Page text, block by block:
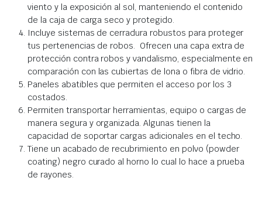
viento y la exposición al sol, manteniendo el contenido
de la caja de carga seco y protegido.
Incluye sistemas de cerradura robustos para proteger
tus pertenencias de robos. Ofrecen una capa extra de
protección contra robos y vandalismo, especialmente en
comparación con las cubiertas de lona o fibra de vidrio.
Paneles abatibles que permiten el acceso por los 3
costados.
Permiten transportar herramientas, equipo o cargas de
manera segura y organizada. Algunas tienen la
capacidad de soportar cargas adicionales en el techo.
Tiene un acabado de recubrimiento en polvo (powder
coating) negro curado al horno lo cual lo hace a prueba
de rayones.